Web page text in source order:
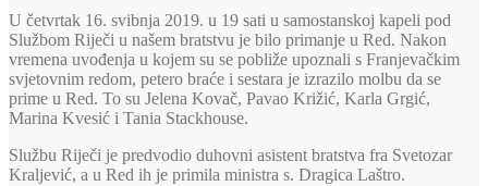
U četvrtak 16. svibnja 2019. u 19 sati u samostanskoj kapeli pod
Službom Riječi u našem bratstvu je bilo primanje u Red. Nakon
vremena uvođenja u kojem su se pobliže upoznali s Franjevačkim
svjetovnim redom, petero braće i sestara je izrazilo molbu da se
prime u Red. To su Jelena Kovač, Pavao Križić, Karla Grgić,
Marina Kvesić i Tania Stackhouse.
Službu Riječi je predvodio duhovni asistent bratstva fra Svetozar
Kraljević, a u Red ih je primila ministra s. Dragica Laštro.